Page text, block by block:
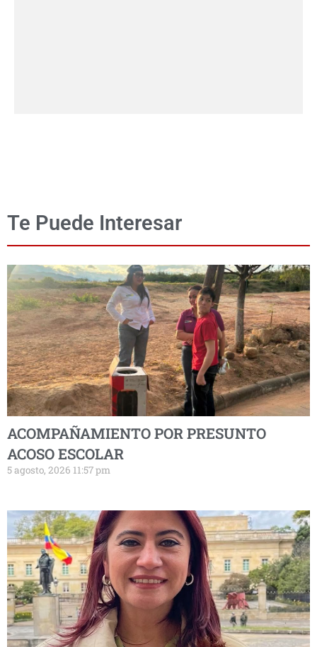
Te Puede Interesar
ACOMPAÑAMIENTO POR PRESUNTO
ACOSO ESCOLAR
5 agosto, 2026 11:57 pm